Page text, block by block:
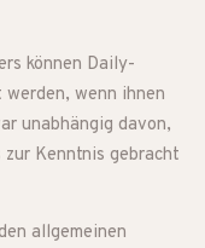
können Daily-
wenn ihnen
unabhängig davon,
Kenntnis gebracht
allgemeinen